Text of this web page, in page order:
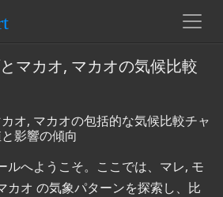
マカオ, マカオの気候比較
オ, マカオの包括的な気候比較チャ
影響の傾向
ルへようこそ。ここでは、マレ, モ
カオ の気象パターンを探索し、比